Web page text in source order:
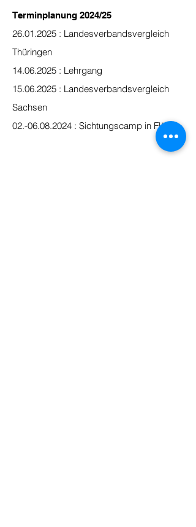
Terminplanung 2024/25
26.01.2025 : Landesverbandsvergleich
Thüringen
14.06.2025 : Lehrgang
15.06.2025 : Landesverbandsvergleich
Sachsen
02.-06.08.2024 : Sichtungscamp in Flöha